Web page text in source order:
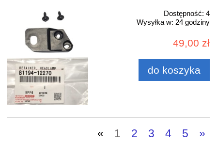
Dostępność: 4
Wysyłka w: 24 godziny
49,00 zł
do koszyka
« 1 2 3 4 5 »